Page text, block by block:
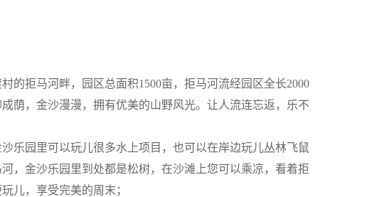
的拒马河畔，园区总面积1500亩，拒马河流经园区全长2000
荫，金沙漫漫，拥有优美的山野风光。让人流连忘返，乐不
乐园里可以玩儿很多水上项目，也可以在岸边玩儿丛林飞鼠
，金沙乐园里到处都是松树，在沙滩上您可以乘凉，看着拒
儿，享受完美的周末；